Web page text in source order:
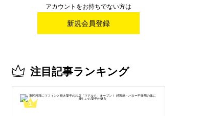
アカウントをお持ちでない方は
新規会員登録
注目記事ランキング